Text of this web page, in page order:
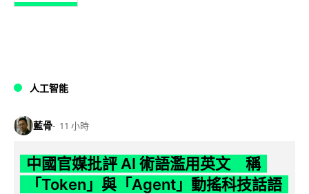
人工智能
藍骨 11 小時
中國官媒批評 AI 術語濫用英文 稱
「Token」與「Agent」動搖科技話語